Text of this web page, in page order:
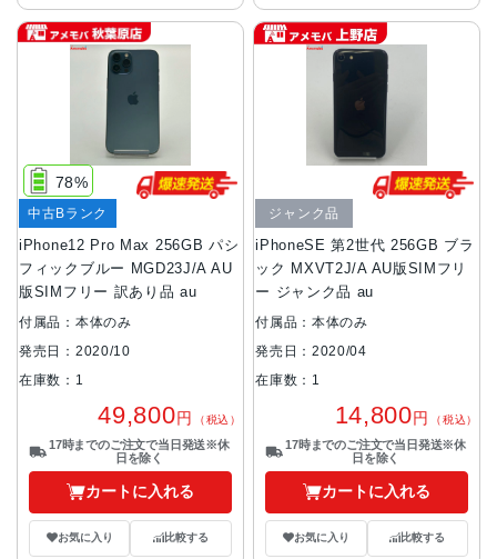
iPhone12 Pro Max 256GB パシ
フィックブルー MGD23J/A AU
版SIMフリー 訳あり品 au
78%
中古Bランク
付属品：本体のみ
発売日：2020/10
在庫数：1
49,800円 （税込）
17時までのご注文で当日発送※休
日を除く
カートに入れる
お気に入り 比較する
iPhoneSE 第2世代 256GB ブラ
ック MXVT2J/A AU版SIMフリ
ー ジャンク品 au
ジャンク品
付属品：本体のみ
発売日：2020/04
在庫数：1
14,800円 （税込）
17時までのご注文で当日発送※休
日を除く
カートに入れる
お気に入り 比較する